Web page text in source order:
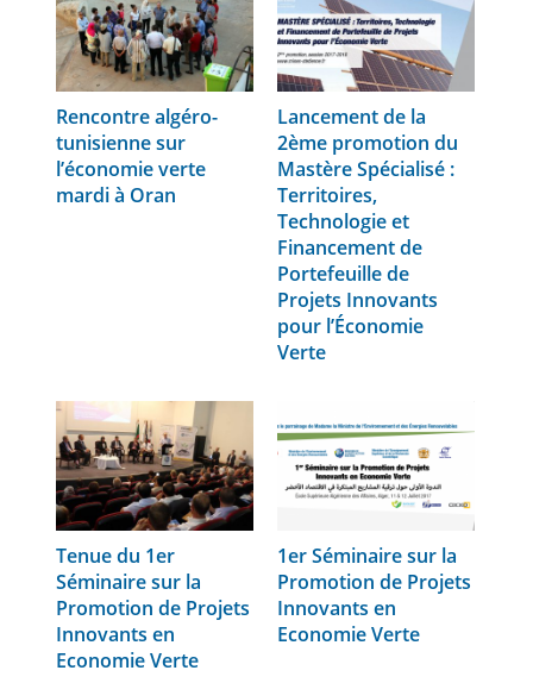
Rencontre algéro-
tunisienne sur
l’économie verte
mardi à Oran
Lancement de la
2ème promotion du
Mastère Spécialisé :
Territoires,
Technologie et
Financement de
Portefeuille de
Projets Innovants
pour l’Économie
Verte
Tenue du 1er
Séminaire sur la
Promotion de Projets
Innovants en
Economie Verte
1er Séminaire sur la
Promotion de Projets
Innovants en
Economie Verte